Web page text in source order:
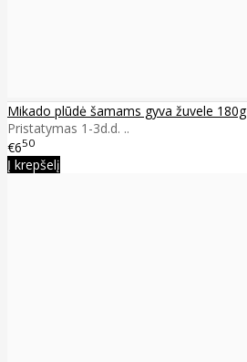
Mikado plūdė šamams gyva žuvele 180g
Pristatymas 1-3d.d. ..
€650
Į krepšelį